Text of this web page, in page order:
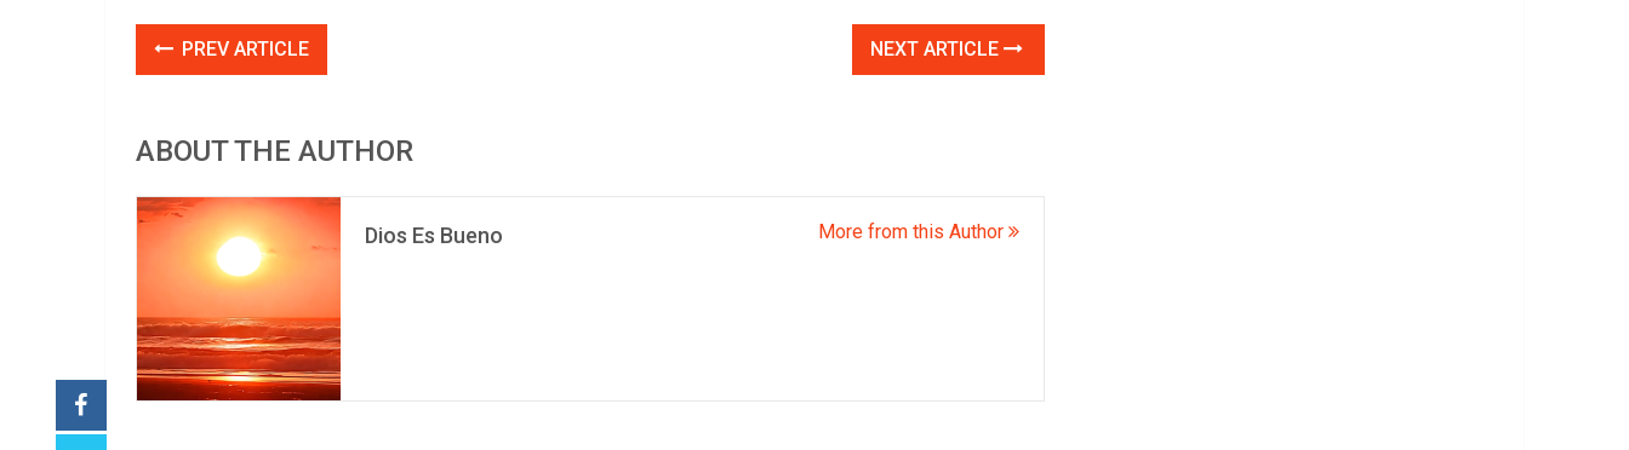
PREV ARTICLE NEXT ARTICLE
ABOUT THE AUTHOR
Dios Es Bueno More from this Author